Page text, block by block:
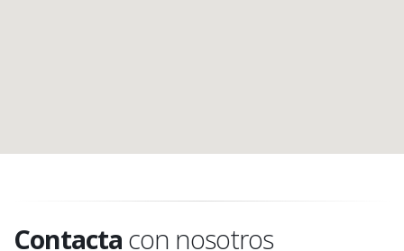
Contacta con nosotros